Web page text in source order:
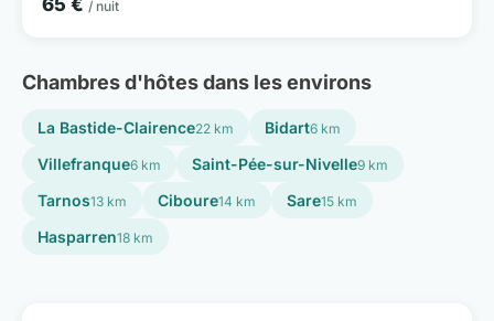
65 € / nuit
Chambres d'hôtes dans les environs
La Bastide-Clairence22 km Bidart6 km
Villefranque6 km Saint-Pée-sur-Nivelle9 km
Tarnos13 km Ciboure14 km Sare15 km
Hasparren18 km